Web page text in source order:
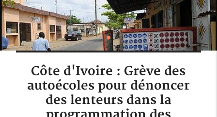
Côte d'Ivoire : Grève des
autoécoles pour dénoncer
des lenteurs dans la